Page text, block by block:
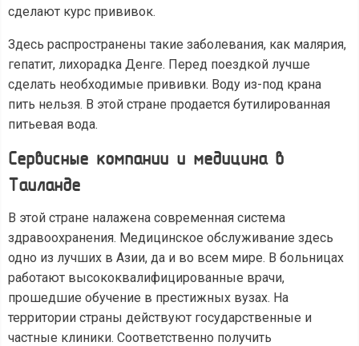
сделают курс прививок.
Здесь распространены такие заболевания, как малярия,
гепатит, лихорадка Денге. Перед поездкой лучше
сделать необходимые прививки. Воду из-под крана
пить нельзя. В этой стране продается бутилированная
питьевая вода.
Сервисные компании и медицина в
Таиланде
В этой стране налажена современная система
здравоохранения. Медицинское обслуживание здесь
одно из лучших в Азии, да и во всем мире. В больницах
работают высококвалифицированные врачи,
прошедшие обучение в престижных вузах. На
территории страны действуют государственные и
частные клиники. Соответственно получить